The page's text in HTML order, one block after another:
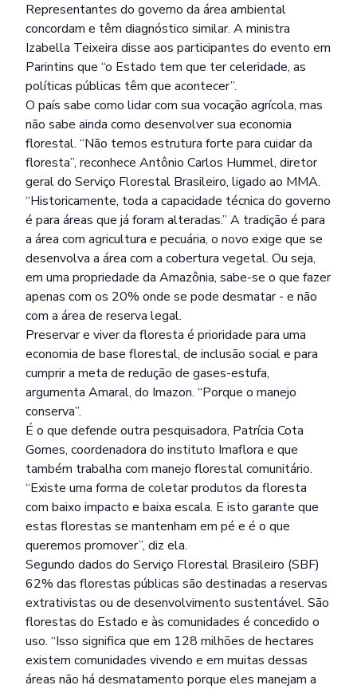
Representantes do governo da área ambiental
concordam e têm diagnóstico similar. A ministra
Izabella Teixeira disse aos participantes do evento em
Parintins que “o Estado tem que ter celeridade, as
políticas públicas têm que acontecer”.
O país sabe como lidar com sua vocação agrícola, mas
não sabe ainda como desenvolver sua economia
florestal. “Não temos estrutura forte para cuidar da
floresta”, reconhece Antônio Carlos Hummel, diretor
geral do Serviço Florestal Brasileiro, ligado ao MMA.
“Historicamente, toda a capacidade técnica do governo
é para áreas que já foram alteradas.” A tradição é para
a área com agricultura e pecuária, o novo exige que se
desenvolva a área com a cobertura vegetal. Ou seja,
em uma propriedade da Amazônia, sabe-se o que fazer
apenas com os 20% onde se pode desmatar - e não
com a área de reserva legal.
Preservar e viver da floresta é prioridade para uma
economia de base florestal, de inclusão social e para
cumprir a meta de redução de gases-estufa,
argumenta Amaral, do Imazon. “Porque o manejo
conserva”.
É o que defende outra pesquisadora, Patrícia Cota
Gomes, coordenadora do instituto Imaflora e que
também trabalha com manejo florestal comunitário.
“Existe uma forma de coletar produtos da floresta
com baixo impacto e baixa escala. E isto garante que
estas florestas se mantenham em pé e é o que
queremos promover”, diz ela.
Segundo dados do Serviço Florestal Brasileiro (SBF)
62% das florestas públicas são destinadas a reservas
extrativistas ou de desenvolvimento sustentável. São
florestas do Estado e às comunidades é concedido o
uso. “Isso significa que em 128 milhões de hectares
existem comunidades vivendo e em muitas dessas
áreas não há desmatamento porque eles manejam a